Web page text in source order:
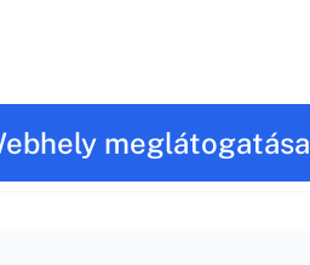
meglátogatása